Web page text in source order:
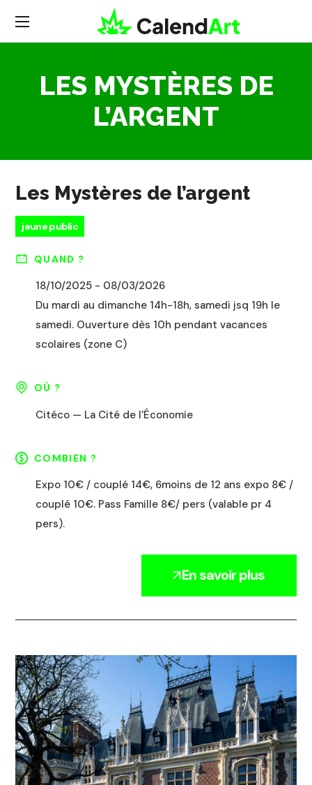
LES MYSTÈRES DE
L’ARGENT
Les Mystères de l’argent
jeune public
QUAND ?
18/10/2025 - 08/03/2026
Du mardi au dimanche 14h-18h, samedi jsq 19h le
samedi. Ouverture dès 10h pendant vacances
scolaires (zone C)
OÙ ?
Citéco — La Cité de l'Économie
COMBIEN ?
Expo 10€ / couplé 14€, 6moins de 12 ans expo 8€ /
couplé 10€. Pass Famille 8€/ pers (valable pr 4
pers).
En savoir plus